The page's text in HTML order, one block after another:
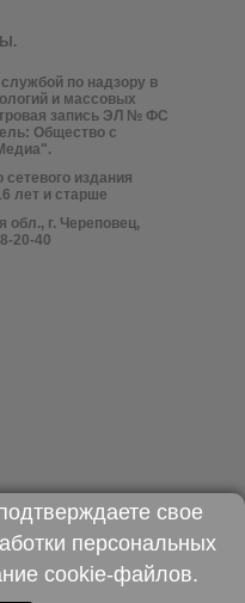
по надзору в
и массовых
запись ЭЛ № ФС
Общество с
издания
лет и старше
обл., г. Череповец,
20-40
свое
персональных
cookie-файлов.